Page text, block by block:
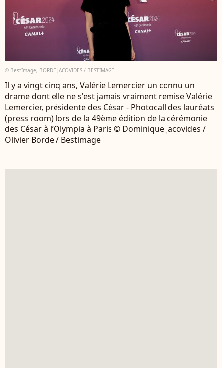
© BestImage, BORDE-JACOVIDES / BESTIMAGE
Il y a vingt cinq ans, Valérie Lemercier un connu un
drame dont elle ne s'est jamais vraiment remise Valérie
Lemercier, présidente des César - Photocall des lauréats
(press room) lors de la 49ème édition de la cérémonie
des César à l’Olympia à Paris © Dominique Jacovides /
Olivier Borde / Bestimage